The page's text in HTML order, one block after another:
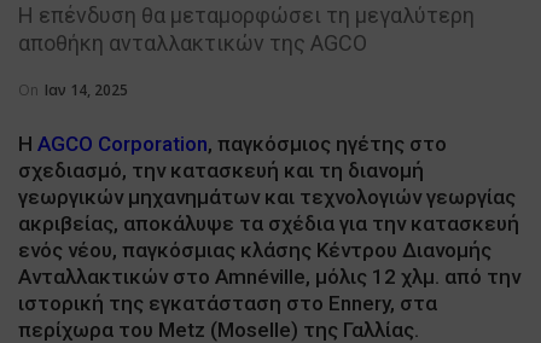
Η επένδυση θα μεταμορφώσει τη μεγαλύτερη
αποθήκη ανταλλακτικών της AGCO
On Ιαν 14, 2025
Η AGCO Corporation, παγκόσμιος ηγέτης στο
σχεδιασμό, την κατασκευή και τη διανομή
γεωργικών μηχανημάτων και τεχνολογιών γεωργίας
ακριβείας, αποκάλυψε τα σχέδια για την κατασκευή
ενός νέου, παγκόσμιας κλάσης Κέντρου Διανομής
Ανταλλακτικών στο Amnéville, μόλις 12 χλμ. από την
ιστορική της εγκατάσταση στο Ennery, στα
περίχωρα του Metz (Moselle) της Γαλλίας.